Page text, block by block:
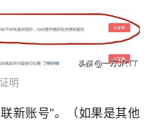
明
新账号”。（如果是其他